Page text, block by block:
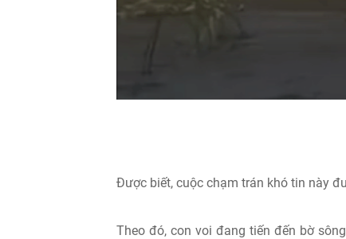
Được biết, cuộc chạm trán khó tin này
Theo đó, con voi đang tiến đến bờ